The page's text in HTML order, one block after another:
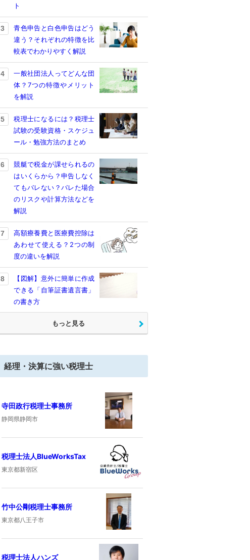
ト
3
青色申告と白色申告はどう
違う？それぞれの特徴を比
較表でわかりやすく解説
4
一般社団法人ってどんな団
体？7つの特徴やメリット
を解説
5
税理士になるには？税理士
試験の受験資格・スケジュ
ール・勉強方法のまとめ
6
競艇で税金が課せられるの
はいくらから？申告しなく
てもバレない？バレた場合
のリスクや計算方法などを
解説
7
高額療養費と医療費控除は
あわせて使える？2つの制
度の違いを解説
8
【図解】意外に簡単に作成
できる「自筆証書遺言書」
の書き方
もっと見る
経理・決算に強い税理士
寺田政行税理士事務所
静岡県静岡市
税理士法人BlueWorksTax
東京都新宿区
竹中公剛税理士事務所
東京都八王子市
税理士法人ハンズ